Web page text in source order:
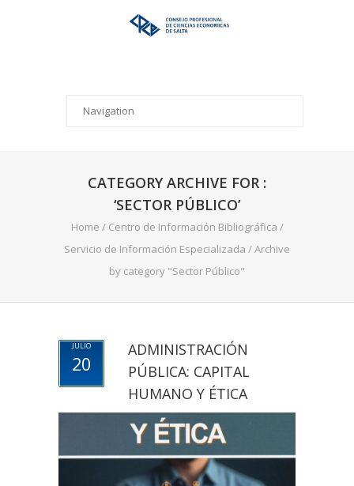
CATEGORY ARCHIVE FOR :
‘SECTOR PÚBLICO’
Home / Centro de Información Bibliográfica /
Servicio de Información Especializada /Archive
by category "Sector Público"
JULIO
20
ADMINISTRACIÓN
PÚBLICA: CAPITAL
HUMANO Y ÉTICA